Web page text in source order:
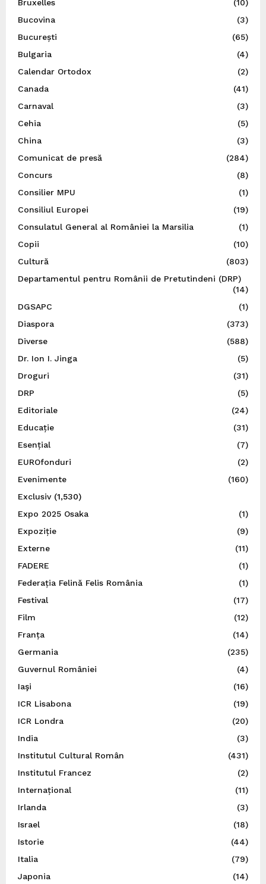
Bruxelles
(10)
Bucovina
(3)
București
(65)
Bulgaria
(4)
Calendar Ortodox
(2)
Canada
(41)
Carnaval
(3)
Cehia
(5)
China
(3)
Comunicat de presă
(284)
Concurs
(8)
Consilier MPU
(1)
Consiliul Europei
(19)
Consulatul General al României la Marsilia
(1)
Copii
(10)
Cultură
(803)
Departamentul pentru Românii de Pretutindeni (DRP)
(14)
DGSAPC
(1)
Diaspora
(373)
Diverse
(588)
Dr. Ion I. Jinga
(5)
Droguri
(31)
DRP
(5)
Editoriale
(24)
Educație
(31)
Esențial
(7)
EUROfonduri
(2)
Evenimente
(160)
Exclusiv(1,530)
Expo 2025 Osaka
(1)
Expoziție
(9)
Externe
(11)
FADERE
(1)
Federația Felină Felis România
(1)
Festival
(17)
Film
(12)
Franța
(14)
Germania
(235)
Guvernul României
(4)
Iaşi
(16)
ICR Lisabona
(19)
ICR Londra
(20)
India
(3)
Institutul Cultural Român
(431)
Institutul Francez
(2)
Internațional
(11)
Irlanda
(3)
Israel
(18)
Istorie
(44)
Italia
(79)
Japonia
(14)